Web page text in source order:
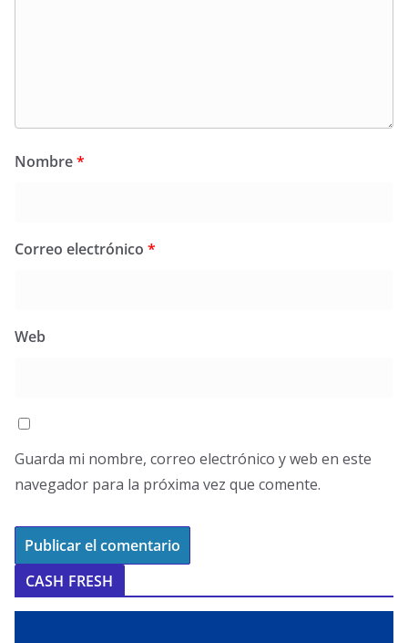
Nombre*
Correo electrónico *
Web
Guarda mi nombre, correo electrónico y web en este
navegador para la próxima vez que comente.
CASH FRESH